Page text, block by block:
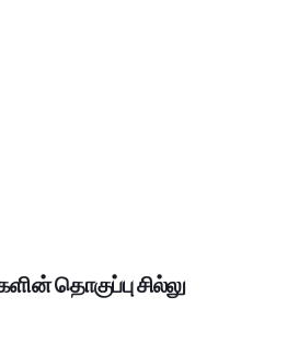
தொகுப்பு சில்லு